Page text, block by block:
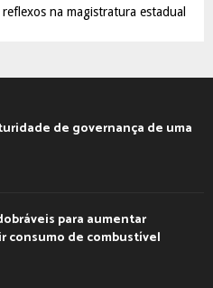
na magistratura estadual
de governança de uma
para aumentar
consumo de combustível